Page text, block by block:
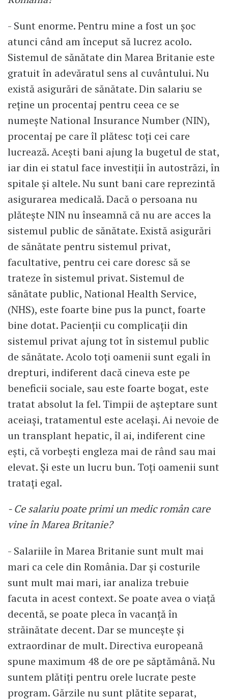
- Sunt enorme. Pentru mine a fost un șoc
atunci când am început să lucrez acolo.
Sistemul de sănătate din Marea Britanie este
gratuit în adevăratul sens al cuvântului. Nu
există asigurări de sănătate. Din salariu se
reține un procentaj pentru ceea ce se
numește National Insurance Number (NIN),
procentaj pe care îl plătesc toți cei care
lucrează. Acești bani ajung la bugetul de stat,
iar din ei statul face investiții în autostrăzi, în
spitale și altele. Nu sunt bani care reprezintă
asigurarea medicală. Dacă o persoana nu
plătește NIN nu înseamnă că nu are acces la
sistemul public de sănătate. Există asigurări
de sănătate pentru sistemul privat,
facultative, pentru cei care doresc să se
trateze în sistemul privat. Sistemul de
sănătate public, National Health Service,
(NHS), este foarte bine pus la punct, foarte
bine dotat. Pacienții cu complicații din
sistemul privat ajung tot în sistemul public
de sănătate. Acolo toți oamenii sunt egali în
drepturi, indiferent dacă cineva este pe
beneficii sociale, sau este foarte bogat, este
tratat absolut la fel. Timpii de așteptare sunt
aceiași, tratamentul este același. Ai nevoie de
un transplant hepatic, îl ai, indiferent cine
ești, că vorbești engleza mai de rând sau mai
elevat. Și este un lucru bun. Toți oamenii sunt
tratați egal.
- Ce salariu poate primi un medic român care
vine în Marea Britanie?
- Salariile în Marea Britanie sunt mult mai
mari ca cele din România. Dar și costurile
sunt mult mai mari, iar analiza trebuie
facuta in acest context. Se poate avea o viață
decentă, se poate pleca în vacanță în
străinătate decent. Dar se muncește și
extraordinar de mult. Directiva europeană
spune maximum 48 de ore pe săptămână. Nu
suntem plătiți pentru orele lucrate peste
program. Gărzile nu sunt plătite separat,